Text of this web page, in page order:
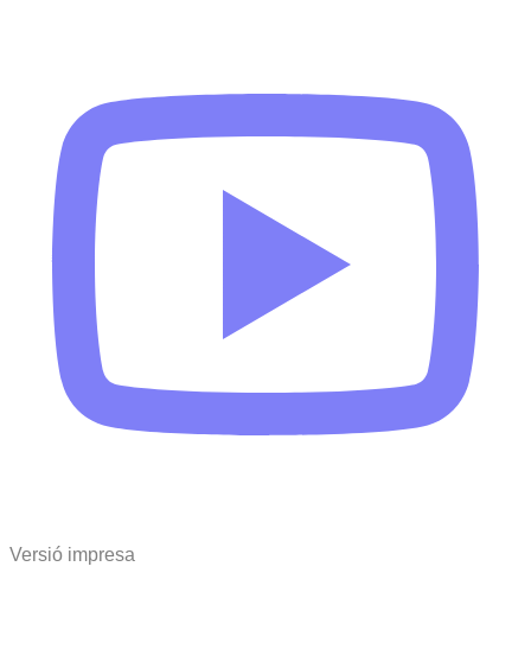
Versió impresa